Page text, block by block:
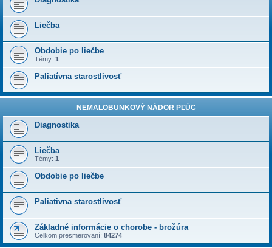
Liečba
Obdobie po liečbe
Témy: 1
Paliatívna starostlivosť
NEMALOBUNKOVÝ NÁDOR PĽÚC
Diagnostika
Liečba
Témy: 1
Obdobie po liečbe
Paliativna starostlivosť
Základné informácie o chorobe - brožúra
Celkom presmerovaní: 84274